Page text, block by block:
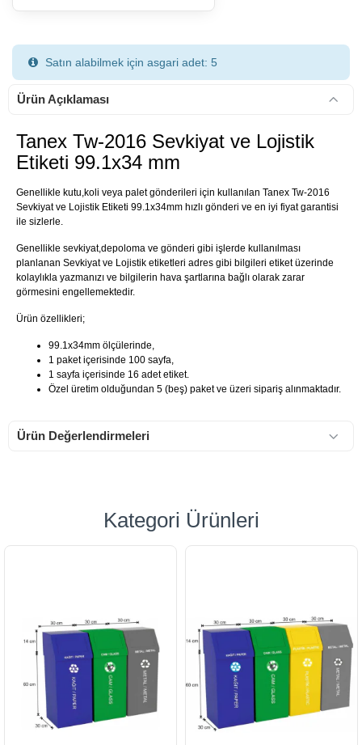
900 TL Üzeri Kargo Ücretsiz
Satın alabilmek için asgari adet: 5
Ürün Açıklaması
Tanex Tw-2016 Sevkiyat ve Lojistik
Etiketi 99.1x34 mm
Genellikle kutu,koli veya palet gönderileri için kullanılan Tanex Tw-2016
Sevkiyat ve Lojistik Etiketi 99.1x34mm hızlı gönderi ve en iyi fiyat garantisi
ile sizlerle.
Genellikle sevkiyat,depoloma ve gönderi gibi işlerde kullanılması
planlanan Sevkiyat ve Lojistik etiketleri adres gibi bilgileri etiket üzerinde
kolaylıkla yazmanızı ve bilgilerin hava şartlarına bağlı olarak zarar
görmesini engellemektedir.
Ürün özellikleri;
99.1x34mm ölçülerinde,
1 paket içerisinde 100 sayfa,
1 sayfa içerisinde 16 adet etiket.
Özel üretim olduğundan 5 (beş) paket ve üzeri sipariş alınmaktadır.
Ürün Değerlendirmeleri
Kategori Ürünleri